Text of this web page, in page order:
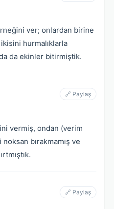
ver; onlardan birine
hurmalıklarla
da ekinler bitirmiştik.
🔗 Paylaş
vermiş, ondan (verim
bırakmamış ve
🔗 Paylaş